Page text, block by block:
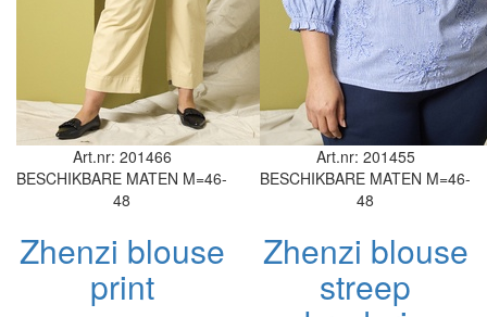
Art.nr: 201466
BESCHIKBARE MATEN M=46-
48
Zhenzi blouse
print
Art.nr: 201455
BESCHIKBARE MATEN M=46-
48
Zhenzi blouse
streep